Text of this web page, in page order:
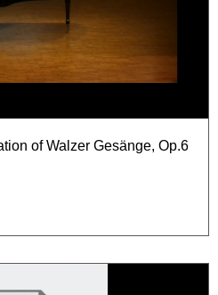
of Walzer Gesänge, Op.6